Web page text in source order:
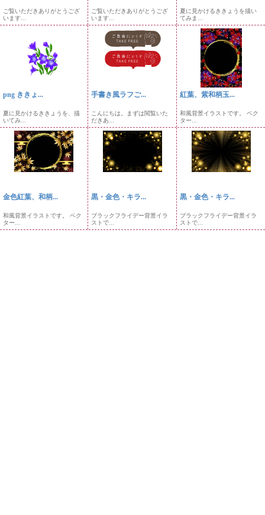
ご覧いただきありがとうござ
います...
ご覧いただきありがとうござ
います...
夏に見かけるききょうを描い
てみま...
png ききょ...
夏に見かけるききょうを、描
いてみ...
手書き風ラフご...
こんにちは。まずは閲覧いた
だきあ...
紅葉、紫和柄玉...
和風背景イラストです。 ベク
ター...
金色紅葉、和柄...
和風背景イラストです。 ベク
ター...
黒・金色・キラ...
ブラックフライデー背景イラ
ストで...
黒・金色・キラ...
ブラックフライデー背景イラ
ストで...